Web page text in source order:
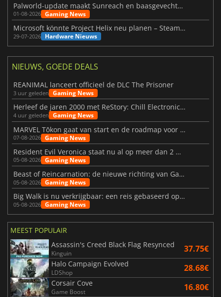
Palworld-update maakt Sunreach en baasgevechten stabieler
01-08-2026 Gaming News
Microsoft könnte Project Helix neu planen – Steam-Support wackelt
29-07-2026 Hardware Nieuws
NIEUWS, GOEDE DEALS
REANIMAL lanceert officieel de DLC The Prisoner
3 uur geleden Gaming News
Herleef de jaren 2000 met ReStory: Chill Electronics Repairs
4 uur geleden Gaming News
MARVEL Tōkon gaat van start en de roadmap voor jaar 1 is bekendgemaakt
07-08-2026 Gaming News
Resident Evil Veronica staat nu al op meer dan 2 miljoen verlanglijstjes
05-08-2026 Gaming News
Beast of Reincarnation: de nieuwe richting van Game Freak
05-08-2026 Gaming News
Big Walk is nu verkrijgbaar: een reis gebaseerd op vriendschap
05-08-2026 Gaming News
MEEST POPULAIR
Assassin's Creed Black Flag Resynced
Kinguin 37.75€
Halo Campaign Evolved
LDShop 28.68€
Corsair Cove
Game Boost 16.80€